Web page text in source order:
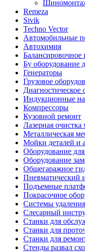
Remeza
Sivik
Techno Vector
Автомобильные
Автохимия
Бу оборудование
Генераторы
Грузовое
Диагностическое
Индукционные
Компрессоры
Кузовной ремонт
Лазерная очистка
Металлическая
Мойки деталей и
Оборудование
Оборудование
Общегаражное
Пневматический
Подъемные
Покрасочное
Системы удаления
Слесарный
Станки для
Станки для
Станки для
Стенды развал